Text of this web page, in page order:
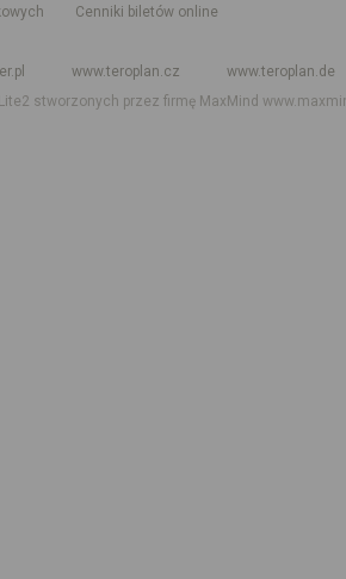
Cenniki biletów online
www.teroplan.cz
www.teroplan.de
stworzonych przez firmę MaxMind